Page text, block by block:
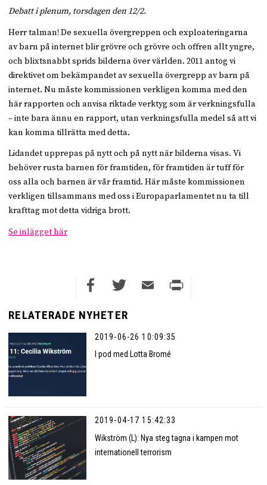
RELATERADE NYHETER
2019-06-26 10:09:35
I pod med Lotta Bromé
2019-04-17 15:42:33
Wikström (L): Nya steg tagna i kampen mot
internationell terrorism
Debatt i plenum, torsdagen den 12/2.
Herr talman! De sexuella övergreppen och exploateringarna
av barn på internet blir grövre och grövre och offren allt yngre,
och blixtsnabbt sprids bilderna över världen. 2011 antog vi
direktivet om bekämpandet av sexuella övergrepp av barn på
internet. Nu måste kommissionen verkligen komma med den
här rapporten och anvisa riktade verktyg som är verkningsfulla
– inte bara ännu en rapport, utan verkningsfulla medel så att vi
kan komma tillrätta med detta.
Lidandet upprepas på nytt och på nytt när bilderna visas. Vi
behöver rusta barnen för framtiden, för framtiden är tuff för
oss alla och barnen är vår framtid. Här måste kommissionen
verkligen tillsammans med oss i Europaparlamentet nu ta till
krafttag mot detta vidriga brott.
Se inlägget här
Facebook
Twitter
Email